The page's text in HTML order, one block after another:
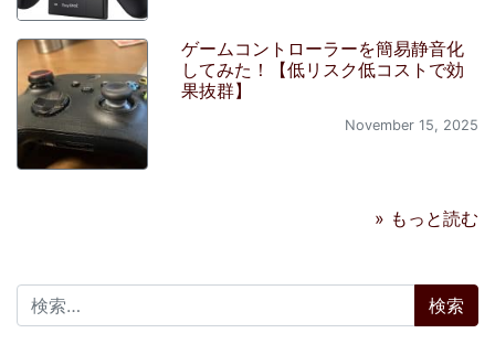
ゲームコントローラーを簡易静音化
してみた！【低リスク低コストで効
果抜群】
November 15, 2025
» もっと読む
検索: